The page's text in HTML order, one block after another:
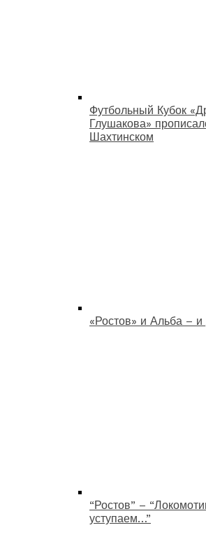
Футбольный Кубок
Глушакова»
Шахтинском
«Ростов» и Альба –
“Ростов” –
уступаем…”